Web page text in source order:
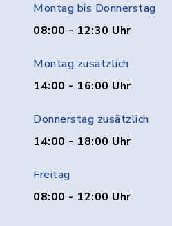
Montag bis Donnerstag
08:00 - 12:30 Uhr
Montag zusätzlich
14:00 - 16:00 Uhr
Donnerstag zusätzlich
14:00 - 18:00 Uhr
Freitag
08:00 - 12:00 Uhr